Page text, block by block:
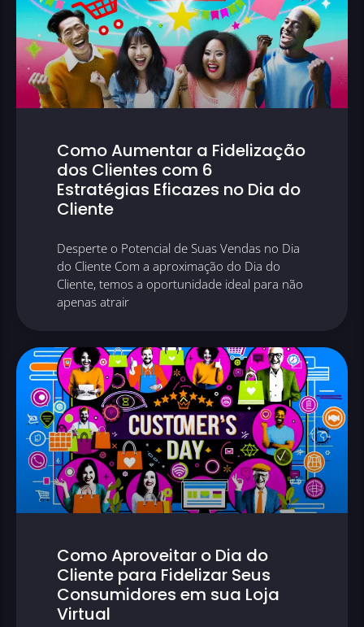
Como Aumentar a Fidelização
dos Clientes com 6
Estratégias Eficazes no Dia do
Cliente
Desperte o Potencial de Suas Vendas no Dia
do Cliente Com a aproximação do Dia do
Cliente, temos a oportunidade ideal para não
apenas atrair
Como Aproveitar o Dia do
Cliente para Fidelizar Seus
Consumidores em sua Loja
Virtual